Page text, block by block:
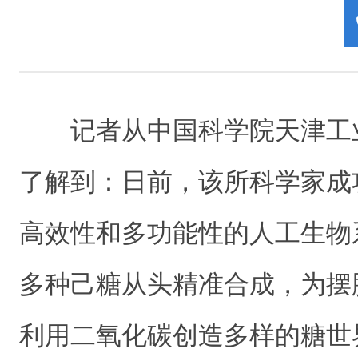
记者从中国科学院天津
了解到：日前，该所科学家
高效性和多功能性的人工生
多种己糖从头精准合成，为
利用二氧化碳创造多样的糖